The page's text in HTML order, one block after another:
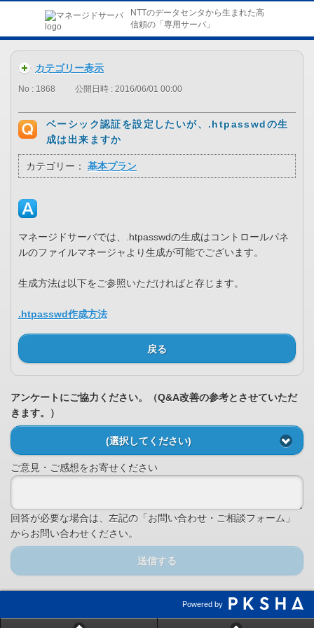
NTTのデータセンタから生まれた高
信頼の「専用サーバ」
カテゴリー表示
No : 1868 公開日時 : 2016/06/01 00:00
ベーシック認証を設定したいが、.htpasswdの生
成は出来ますか
カテゴリー： 基本プラン
マネージドサーバでは、.htpasswdの生成はコントロールパネ
ルのファイルマネージャより生成が可能でございます。
生成方法は以下をご参照いただければと存じます。
.htpasswd作成方法
戻る
アンケートにご協力ください。（Q&A改善の参考とさせていただ
きます。）
(選択してください)
ご意見・ご感想をお寄せください
回答が必要な場合は、左記の「お問い合わせ・ご相談フォーム」
からお問い合わせください。
送信する
Powered by